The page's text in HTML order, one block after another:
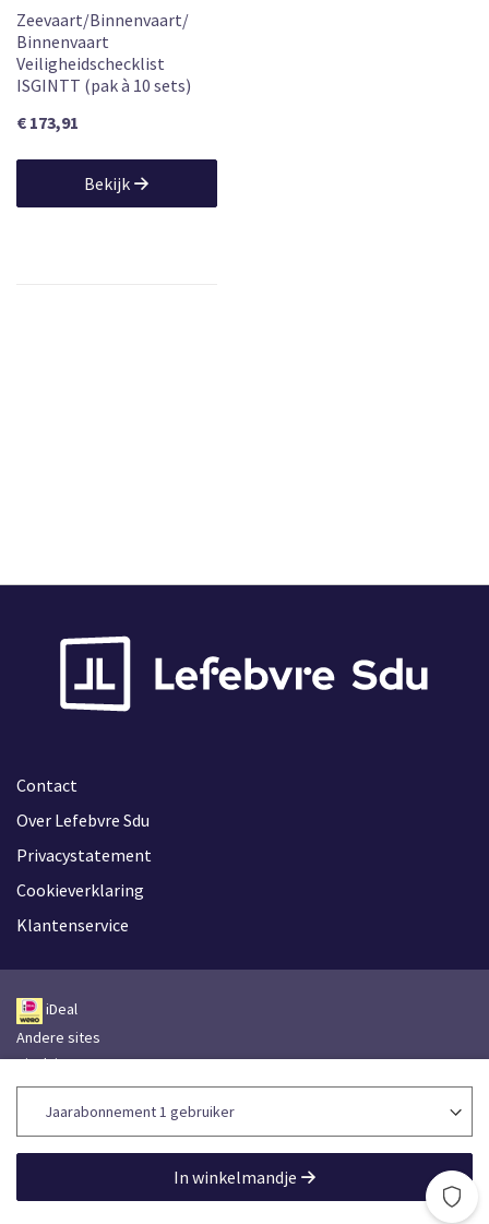
In winkelmandje
Zeevaart/Binnenvaart/
Binnenvaart
Veiligheidschecklist
ISGINTT (pak à 10 sets)
€ 173,91
Bekijk
Contact
Over Lefebvre Sdu
Privacystatement
Cookieverklaring
Klantenservice
iDeal
Andere sites
Disclaimer
Leveringsvoorwaarden
Toegankelijkheidsverklaring
Lefebvre Group